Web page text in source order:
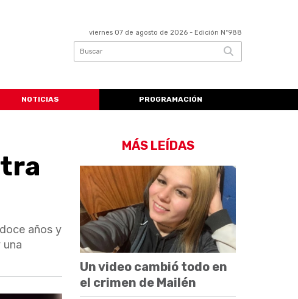
viernes 07 de agosto de 2026 - Edición Nº988
NOTICIAS PROGRAMACIÓN
años y
MÁS LEÍDAS
Un video cambió todo en
el crimen de Mailén